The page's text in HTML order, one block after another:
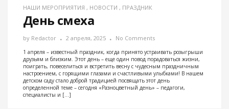
НАШИ МЕРОПРИЯТИЯ , НОВОСТИ , ПРАЗДНИК
День смеха
by Redactor 2 апреля, 2025 No Comments
1 апреля – известный праздник, когда принято устраивать розыгрыши
друзьям и близким. Этот день – еще один повод порадоваться жизни,
поиграть, повеселиться и встретить весну с чудесным праздничным
настроением, с горящими глазами и счастливыми улыбками! В нашем
детском саду стало доброй традицией посвящать этот день
определенной теме – сегодня «Разноцветный день» – педагоги,
специалисты и […]